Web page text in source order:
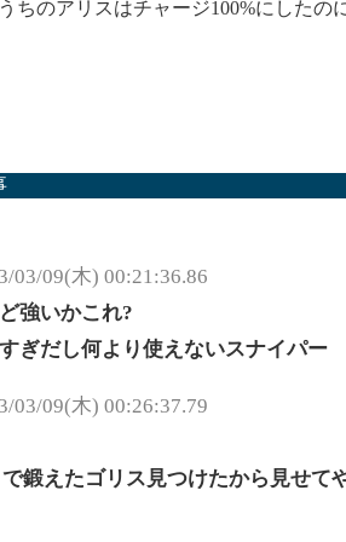
03/09(木) 00:21:36.86
強いかこれ?
ぎだし何より使えないスナイパー
03/09(木) 00:26:37.79
鍛えたゴリス見つけたから見せて